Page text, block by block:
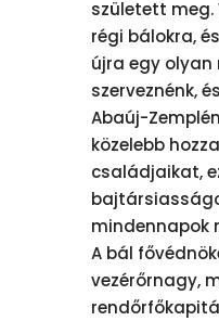
született meg.
régi bálokra,
újra egy olyan
szerveznénk,
Abaúj-
közelebb
családjaikat,
mindennapok
A bál
vezérőrnagy,